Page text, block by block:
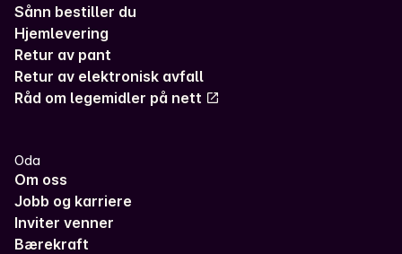
Sånn bestiller du
Hjemlevering
Retur av pant
Retur av elektronisk avfall
Råd om legemidler på nett
Oda
Om oss
Jobb og karriere
Inviter venner
Bærekraft